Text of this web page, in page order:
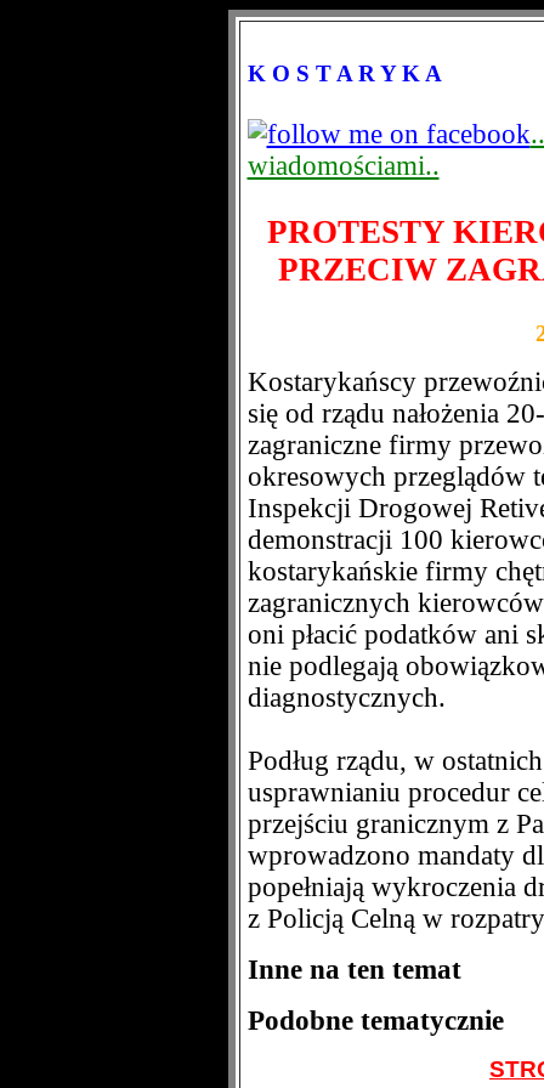
K O S T A R Y K A
wiadomościami..
PROTESTY
PRZECIW
Kostarykańscy
się od rządu nałożenia
zagraniczne firmy
okresowych przeglądów
Inspekcji Drogowej
demonstracji 100
kostarykańskie firmy
zagranicznych
oni płacić podatków ani
nie podlegają
diagnostycznych.
Podług rządu, w
usprawnianiu procedur
przejściu granicznym z
wprowadzono mandaty
popełniają wykroczenia
z Policją Celną w
Inne na ten temat
Podobne tematycznie